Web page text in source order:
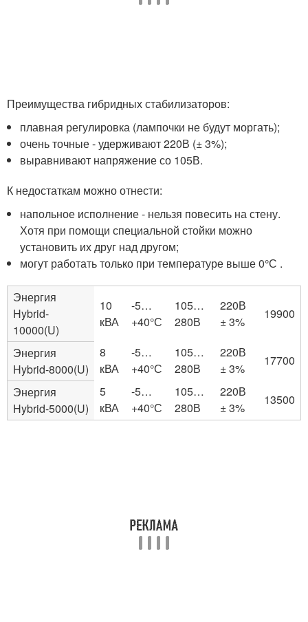
Преимущества гибридных стабилизаторов:
плавная регулировка (лампочки не будут моргать);
очень точные - удерживают 220В (± 3%);
выравнивают напряжение со 105В.
К недостаткам можно отнести:
напольное исполнение - нельзя повесить на стену.
Хотя при помощи специальной стойки можно
установить их друг над другом;
могут работать только при температуре выше 0°С .
Энергия
Hybrid-
10000(U)
10
кВА
-5…
+40°С
105…
280В
220В
± 3%
19900
Энергия
Hybrid-8000(U)
8
кВА
-5…
+40°С
105…
280В
220В
± 3%
17700
Энергия
Hybrid-5000(U)
5
кВА
-5…
+40°С
105…
280В
220В
± 3%
13500